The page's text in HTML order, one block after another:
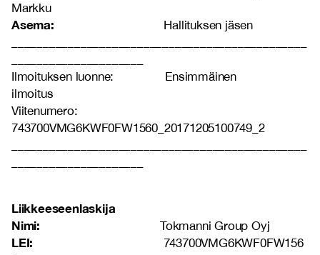
Markku
Asema: Hallituksen jäsen
Ilmoituksen luonne: Ensimmäinen
ilmoitus
Viitenumero:
743700VMG6KWF0FW1560_20171205100749_2
Liikkeeseenlaskija
Nimi: Tokmanni Group Oyj
LEI: 743700VMG6KWF0FW156